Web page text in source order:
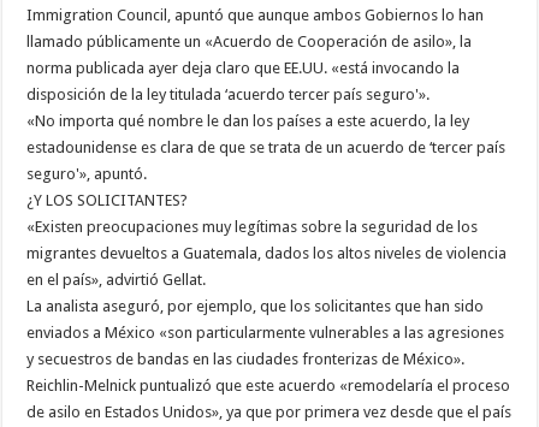
Immigration Council, apuntó que aunque ambos Gobiernos lo han
llamado públicamente un «Acuerdo de Cooperación de asilo», la
norma publicada ayer deja claro que EE.UU. «está invocando la
disposición de la ley titulada ‘acuerdo tercer país seguro'».
«No importa qué nombre le dan los países a este acuerdo, la ley
estadounidense es clara de que se trata de un acuerdo de ‘tercer país
seguro'», apuntó.
¿Y LOS SOLICITANTES?
«Existen preocupaciones muy legítimas sobre la seguridad de los
migrantes devueltos a Guatemala, dados los altos niveles de violencia
en el país», advirtió Gellat.
La analista aseguró, por ejemplo, que los solicitantes que han sido
enviados a México «son particularmente vulnerables a las agresiones
y secuestros de bandas en las ciudades fronterizas de México».
Reichlin-Melnick puntualizó que este acuerdo «remodelaría el proceso
de asilo en Estados Unidos», ya que por primera vez desde que el país